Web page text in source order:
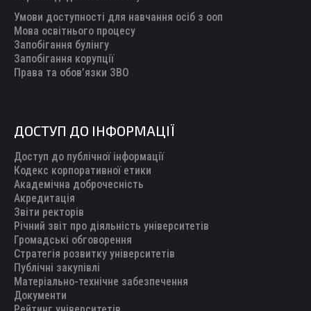
Умови доступності для навчання осіб з ооп
Мова освітнього процесу
Запобігання булінгу
Запобігання корупції
Права та обов’язки ЗВО
ДОСТУП ДО ІНФОРМАЦІЇ
Доступ до публічної інформації
Кодекс корпоративної етики
Академічна доброчесність
Акредитація
Звіти ректорів
Річний звіт про діяльність університетів
Громадські обговорення
Стратегія розвитку університетів
Публічні закупівлі
Матеріально-технічне забезпечення
Документи